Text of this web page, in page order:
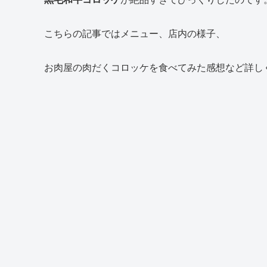
こちらの記事ではメニュー、店内の様子、
お肉屋の肉だくコロッケを食べてみた感想など詳